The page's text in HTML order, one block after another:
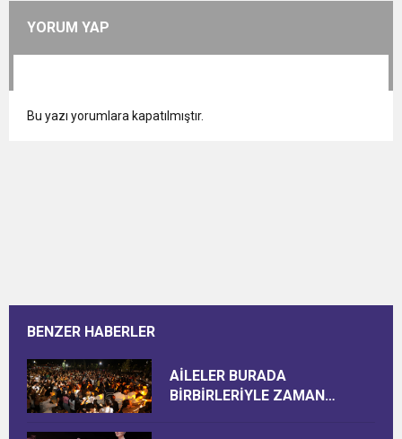
YORUM YAP
Bu yazı yorumlara kapatılmıştır.
BENZER HABERLER
AİLELER BURADA
BİRBİRLERİYLE ZAMAN